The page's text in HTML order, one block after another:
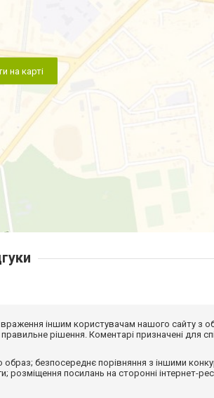
на карті
враження іншим користувачам нашого сайту з
рішення. Коментарі призначені для
безпосереднє порівняння з іншими
розміщення посилань на сторонні інтернет-